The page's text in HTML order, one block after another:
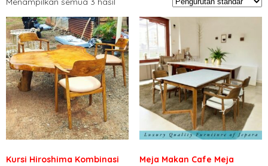
Kursi Hiroshima Kombinasi
Meja Makan Cafe Meja